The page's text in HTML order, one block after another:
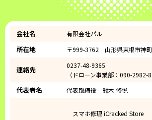
会社名 有限会社パル
所在地 〒999-3762 山形県東根市神
連絡先
0237-48-9365
（ドローン事業部：090-2982-
代表者名 代表取締役 鈴木 修悦
スマホ修理 iCracked Store